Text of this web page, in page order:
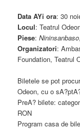
Data AYi ora: 30
Locul: Teatrul
Piese:Nininsanbaso,
Organizatori:
Foundation, Teatrul
Biletele se pot
Odeon, cu o
PreA? bilete:
RON
Program casa de